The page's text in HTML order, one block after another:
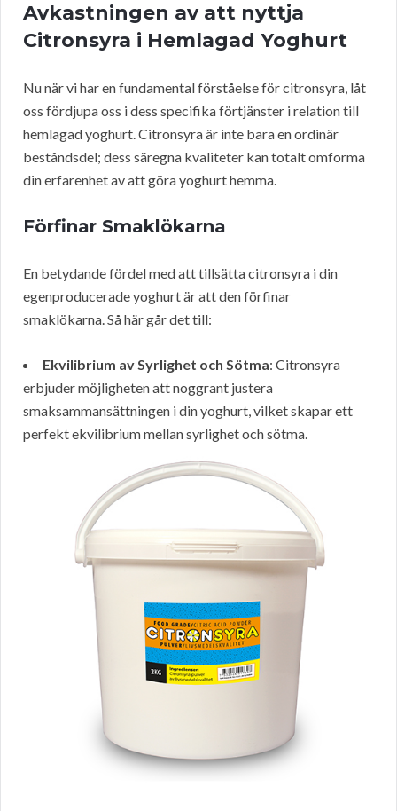
Avkastningen av att nyttja
Citronsyra i Hemlagad Yoghurt
Nu när vi har en fundamental förståelse för citronsyra, låt
oss fördjupa oss i dess specifika förtjänster i relation till
hemlagad yoghurt. Citronsyra är inte bara en ordinär
beståndsdel; dess säregna kvaliteter kan totalt omforma
din erfarenhet av att göra yoghurt hemma.
Förfinar Smaklökarna
En betydande fördel med att tillsätta citronsyra i din
egenproducerade yoghurt är att den förfinar
smaklökarna. Så här går det till:
Ekvilibrium av Syrlighet och Sötma: Citronsyra
erbjuder möjligheten att noggrant justera
smaksammansättningen i din yoghurt, vilket skapar ett
perfekt ekvilibrium mellan syrlighet och sötma.